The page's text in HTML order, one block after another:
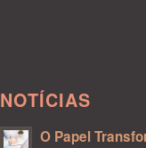
NOTÍCIAS
O Papel